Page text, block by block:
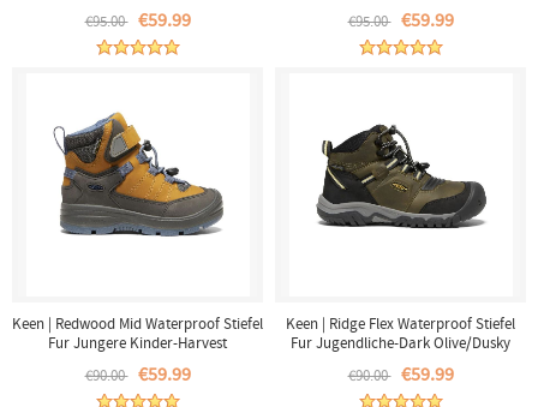
€95.00 €59.99 €95.00 €59.99
Keen | Redwood Mid Waterproof Stiefel
Fur Jungere Kinder-Harvest
€90.00 €59.99
Keen | Ridge Flex Waterproof Stiefel
Fur Jugendliche-Dark Olive/Dusky
€90.00 €59.99